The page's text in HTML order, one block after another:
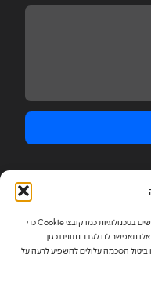
כדי לספק את חוויות המשתמש הטובות ביותר, אנו משתמשים בטכנולוגיות כמו קובצי Cookie כדי
תאפשר לנו לעבד נתונים כגון
ביטול הסכמה עלולים להשפיע לרעה על